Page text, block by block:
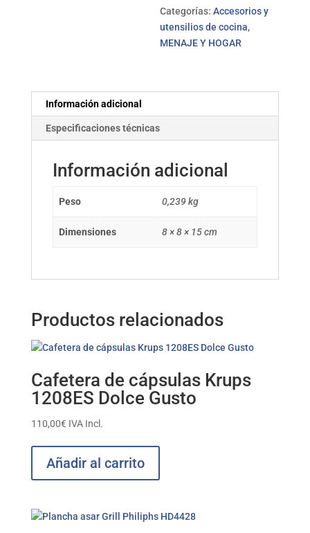
Categorías:Accesorios y
utensilios de cocina,
MENAJE Y HOGAR
Información adicional
Especificaciones técnicas
Información adicional
Peso 0,239 kg
Dimensiones 8 × 8 × 15 cm
Productos relacionados
Cafetera de cápsulas Krups
1208ES Dolce Gusto
110,00€ IVA Incl.
Añadir al carrito